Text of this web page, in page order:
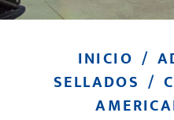
INICIO /
SELLADOS /